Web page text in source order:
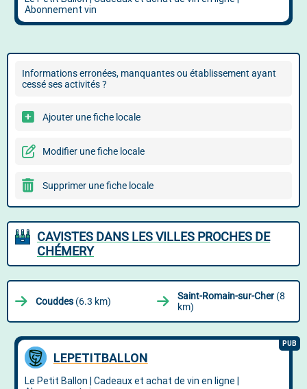
Informations erronées, manquantes ou établissement ayant
cessé ses activités ?
Ajouter une fiche locale
Modifier une fiche locale
Supprimer une fiche locale
CAVISTES DANS LES VILLES PROCHES DE
CHÉMERY
Couddes (6.3 km) Saint-Romain-sur-Cher(8
km)